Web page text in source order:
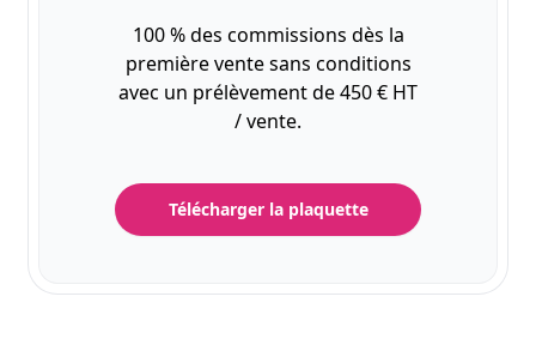
100 % des commissions dès la
première vente sans conditions
avec un prélèvement de 450 € HT
/ vente.
Télécharger la plaquette